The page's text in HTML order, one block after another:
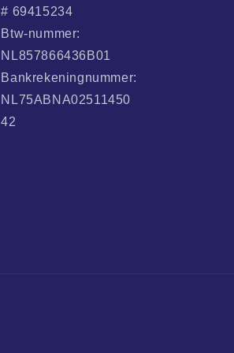
# 69415234
Btw-nummer:
NL857866436B01
Bankrekeningnummer:
NL75ABNA02511450
42